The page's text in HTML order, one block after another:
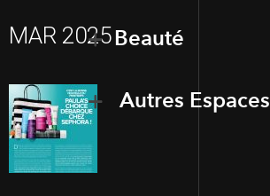
MAR 2025Beauté
Autres Espaces